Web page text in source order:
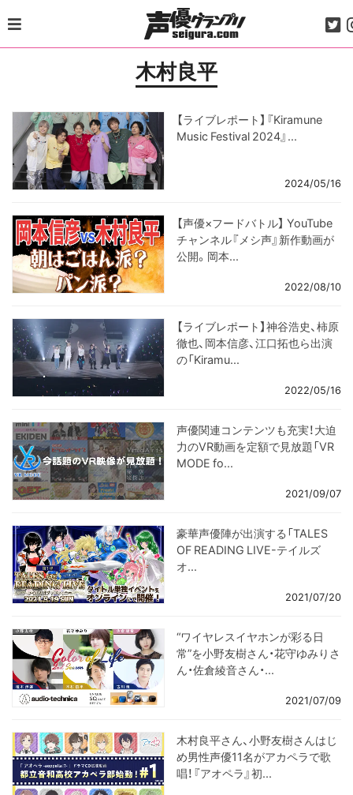
to
content
木村良平
【ライブレポート】『Kiramune
Music Festival 2024』...
2024/05/16
【声優×フードバトル】 YouTube
チャンネル『メシ声』新作動画が
公開。岡本...
2022/08/10
【ライブレポート】神谷浩史、柿原
徹也、岡本信彦、江口拓也ら出演
の「Kiramu...
2022/05/16
声優関連コンテンツも充実！大迫
力のVR動画を定額で見放題「VR
MODE fo...
2021/09/07
豪華声優陣が出演する「TALES
OF READING LIVE-テイルズ
オ...
2021/07/20
“ワイヤレスイヤホンが彩る日
常”を小野友樹さん・花守ゆみりさ
ん・佐倉綾音さん・...
2021/07/09
木村良平さん、小野友樹さんはじ
め男性声優11名がアカペラで歌
唱！『アオペラ』初...